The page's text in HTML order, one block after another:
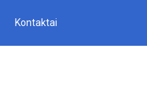
Kontaktai